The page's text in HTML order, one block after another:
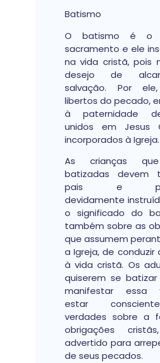
Batismo
O batismo é o
sacramento e ele
na vida cristã, pois
desejo de
salvação. Por
libertos do pecado,
à paternidade
unidos em Jesus
incorporados à Igreja.
As crianças
batizadas devem
pais e
devidamente
o significado do
também sobre as
que assumem
a Igreja, de conduzir
à vida cristã. Os
quiserem se batizar
manifestar essa
estar
verdades sobre a
obrigações
advertido para
de seus pecados.